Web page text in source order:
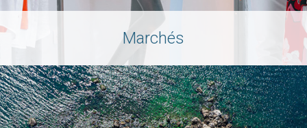
Marchés